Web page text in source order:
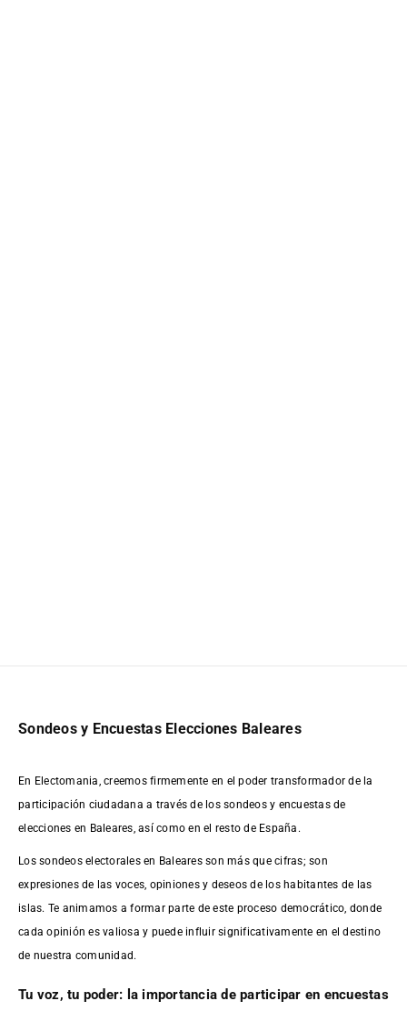
Sondeos y Encuestas Elecciones Baleares
En Electomania, creemos firmemente en el poder transformador de la
participación ciudadana a través de los sondeos y encuestas de
elecciones en Baleares, así como en el resto de España.
Los sondeos electorales en Baleares son más que cifras; son
expresiones de las voces, opiniones y deseos de los habitantes de las
islas. Te animamos a formar parte de este proceso democrático, donde
cada opinión es valiosa y puede influir significativamente en el destino
de nuestra comunidad.
Tu voz, tu poder: la importancia de participar en encuestas